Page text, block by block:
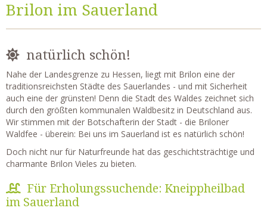
Brilon im Sauerland
natürlich schön!
Nahe der Landesgrenze zu Hessen, liegt mit Brilon eine der
traditionsreichsten Städte des Sauerlandes - und mit Sicherheit
auch eine der grünsten! Denn die Stadt des Waldes zeichnet sich
durch den größten kommunalen Waldbesitz in Deutschland aus.
Wir stimmen mit der Botschafterin der Stadt - die Briloner
Waldfee - überein: Bei uns im Sauerland ist es natürlich schön!
Doch nicht nur für Naturfreunde hat das geschichtsträchtige und
charmante Brilon Vieles zu bieten.
Für Erholungssuchende: Kneippheilbad
im Sauerland